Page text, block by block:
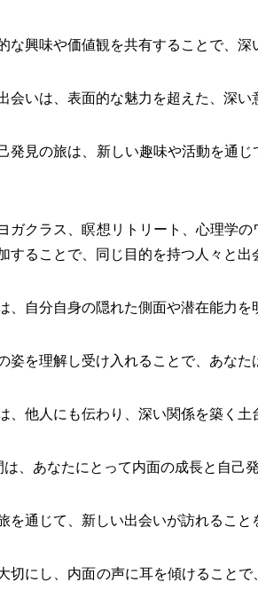
な興味や価値観を共有することで、
会いは、表面的な魅力を超えた、深い
発見の旅は、新しい趣味や活動を通
ガクラス、瞑想リトリート、心理学
することで、同じ目的を持つ人々と出
、自分自身の隠れた側面や潜在能力を
姿を理解し受け入れることで、あなた
、他人にも伝わり、深い関係を築く土
は、あなたにとって内面の成長と自己
を通じて、新しい出会いが訪れること
切にし、内面の声に耳を傾けること